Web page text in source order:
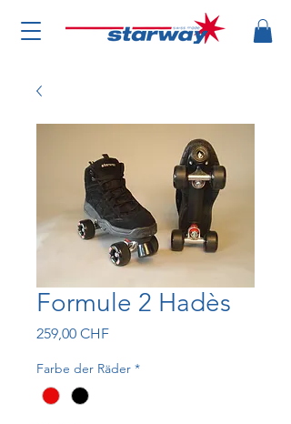
Formule 2 Hadès
259,00 CHFPreis
Farbe der Räder *